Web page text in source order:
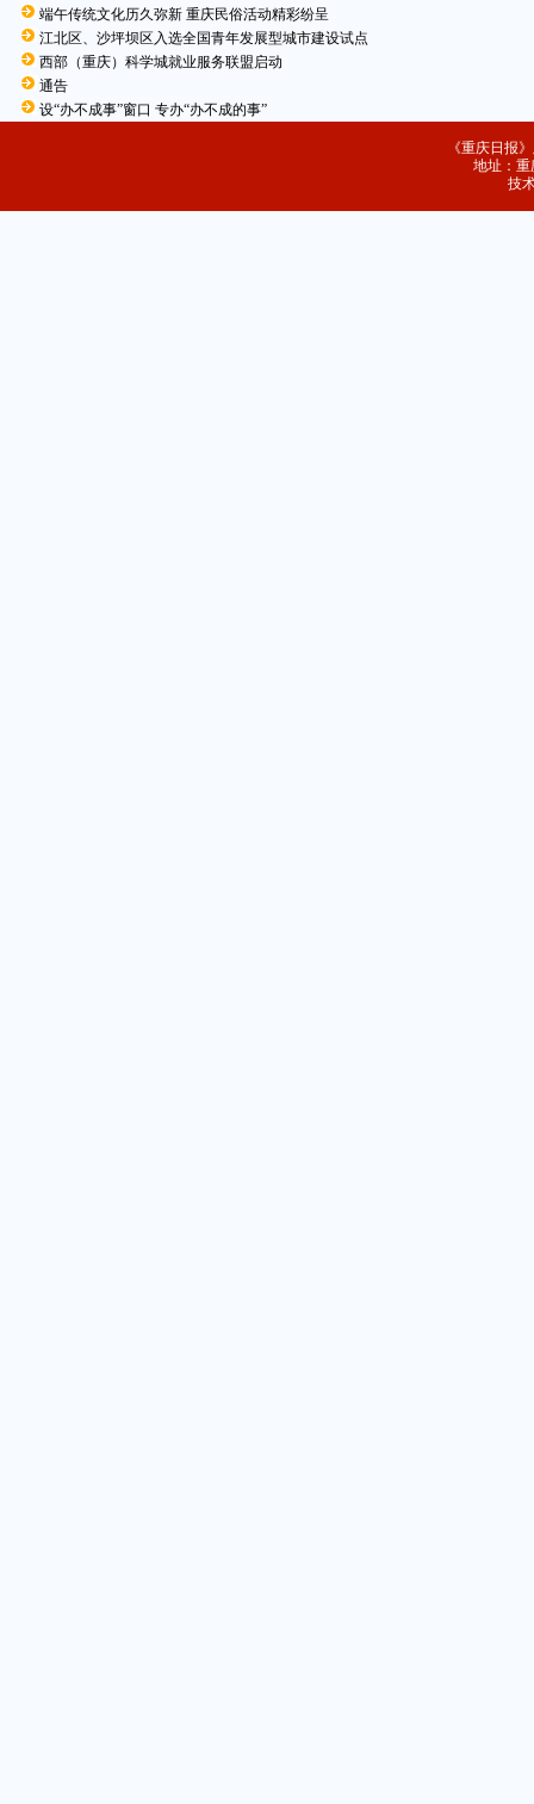
端午传统文化历久弥新 重庆民俗活动精彩纷呈
江北区、沙坪坝区入选全国青年发展型城市建设试点
西部（重庆）科学城就业服务联盟启动
通告
设“办不成事”窗口 专办“办不成的事”
《重庆日报
地址：重
技